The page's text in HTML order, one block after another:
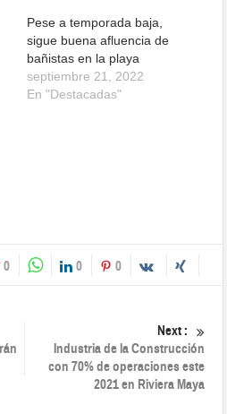
Pese a temporada baja,
sigue buena afluencia de
bañistas en la playa
septiembre 21, 2022
En "Destacadas"
0 0 0
Next :
Industria de la Construcción
con 70% de operaciones este
2021 en Riviera Maya